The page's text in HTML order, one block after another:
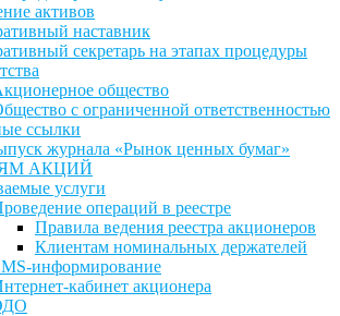
активов
наставник
секретарь на этапах процедуры
общество
с ограниченной ответственностью
ссылки
журнала «Рынок ценных бумаг»
АКЦИЙ
услуги
операций в реестре
Правила ведения реестра акционеров
Клиентам номинальных держателей
информирование
кабинет акционера